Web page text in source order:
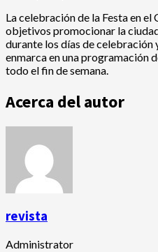
La celebración de la Festa en
objetivos promocionar la
durante los días de celebración
enmarca en una programación
todo el fin de semana.
Acerca del autor
revista
Administrator